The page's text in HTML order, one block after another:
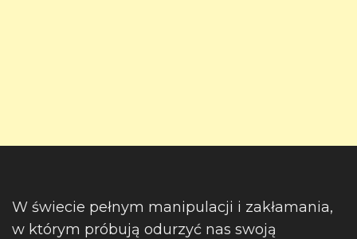
W świecie pełnym manipulacji i zakłamania,
w którym próbują odurzyć nas swoją